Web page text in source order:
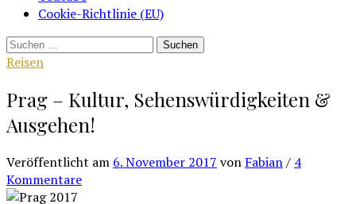
Cookie-Richtlinie (EU)
Suchen
nach:
Reisen
Prag – Kultur, Sehenswürdigkeiten &
Ausgehen!
Veröffentlicht am 6. November 2017 von Fabian/ 4
Kommentare